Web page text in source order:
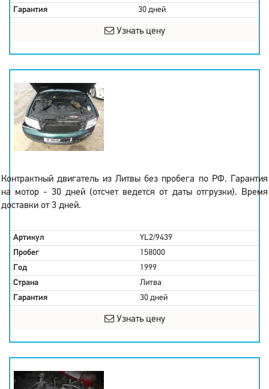
Гарантия
30 дней
Узнать цену
Контрактный двигатель из Литвы без пробега по РФ. Гарантия
на мотор - 30 дней (отсчет ведется от даты отгрузки). Время
доставки от 3 дней.
Артикул
YL2/9439
Пробег
158000
Год
1999
Страна
Литва
Гарантия
30 дней
Узнать цену